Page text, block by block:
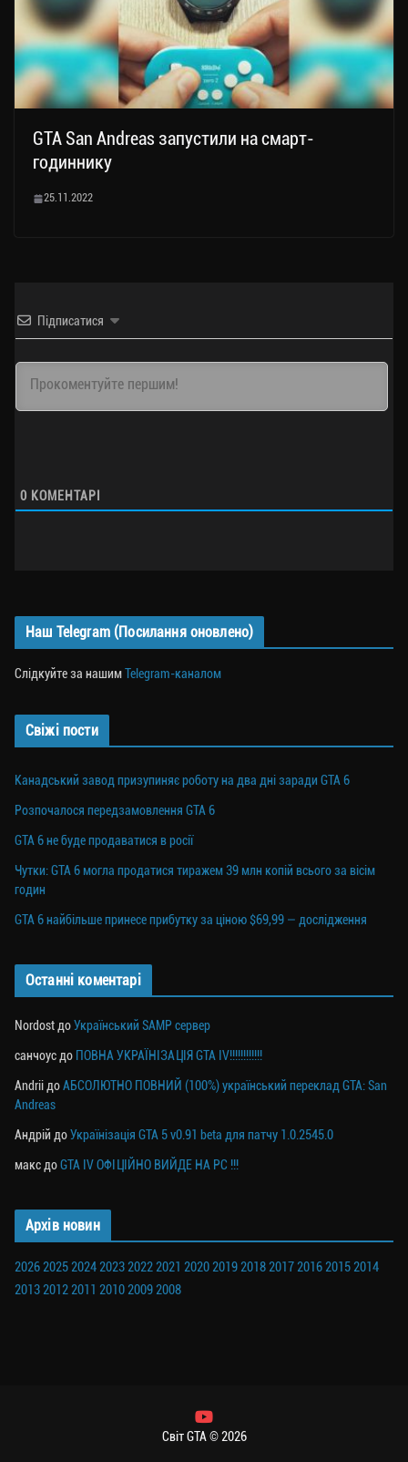
GTA San Andreas запустили на смарт-
годиннику
25.11.2022
Підписатися
0 КОМЕНТАРІ
Наш Telegram (Посилання оновлено)
Слідкуйте за нашимTelegram-каналом
Свіжі пости
Канадський завод призупиняє роботу на два дні заради GTA 6
Розпочалося передзамовлення GTA 6
GTA 6 не буде продаватися в росії
Чутки: GTA 6 могла продатися тиражем 39 млн копій всього за вісім
годин
GTA 6 найбільше принесе прибутку за ціною $69,99 — дослідження
Останні коментарі
Nordost доУкраїнський SAMP сервер
санчоус до ПОВНА УКРАЇНІЗАЦІЯ GTA IV!!!!!!!!!!!!
Andrii доАБСОЛЮТНО ПОВНИЙ (100%) український переклад GTA: San
Andreas
Андрій доУкраїнізація GTA 5 v0.91 beta для патчу 1.0.2545.0
макс доGTA IV ОФІЦІЙНО ВИЙДЕ НА PC !!!
Архів новин
202620252024202320222021 2020201920182017201620152014
201320122011 201020092008
Світ GTA © 2026